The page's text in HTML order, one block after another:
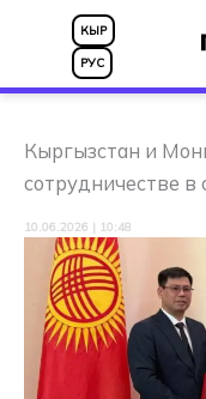
Перейти
содержимому
КЫР
РУС
Кыргызстан и
сотрудничестве в
10.06.2026 | 10:48